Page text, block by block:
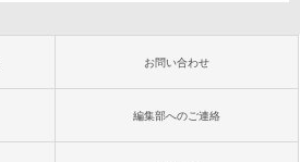
お問い合わせ
編集部へのご連絡